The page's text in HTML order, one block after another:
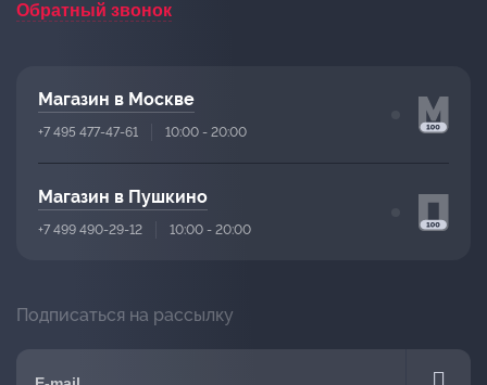
Обратный звонок
Магазин в Москве
+7 495 477-47-61 10:00 - 20:00
Магазин в Пушкино
+7 499 490-29-12 10:00 - 20:00
Подписаться на рассылку